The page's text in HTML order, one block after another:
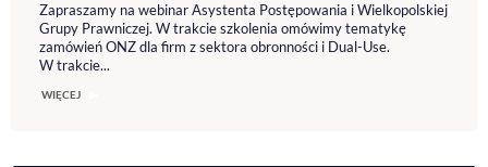
Zapraszamy na webinar Asystenta Postępowania i Wielkopolskiej
Grupy Prawniczej. W trakcie szkolenia omówimy tematykę
zamówień ONZ dla firm z sektora obronności i Dual-Use.
W trakcie...
WIĘCEJ